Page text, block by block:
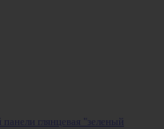
глянцевая "зеленый